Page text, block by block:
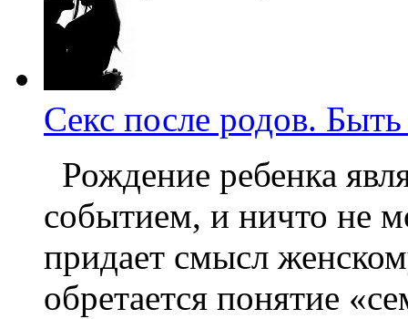
Секс после родов.
Рождение ребенка
событием, и ничто не
придает смысл
обретается понятие